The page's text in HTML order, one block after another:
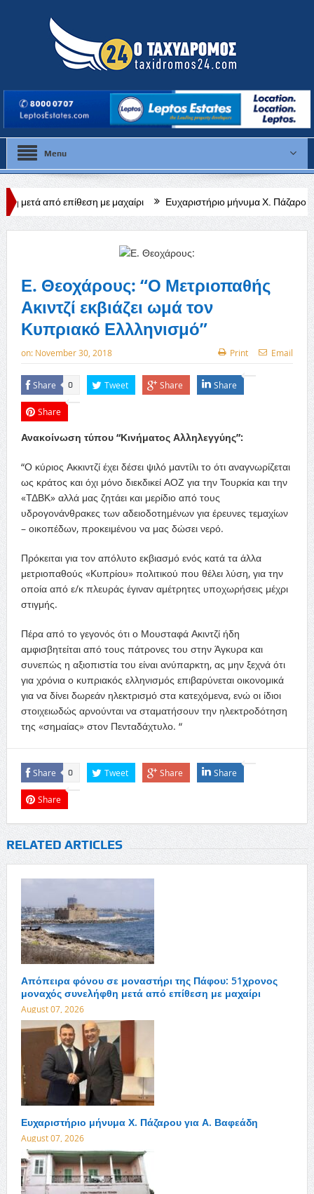
Menu
με μαχαίρι Ευχαριστήριο μήνυμα Χ. Πάζαρου για Α. Βαφεάδη
Ε. Θεοχάρους: “Ο Μετριοπαθής
Ακιντζί εκβιάζει ωμά τον
Κυπριακό Ελλληνισμό”
on: November 30, 2018 Print Email
Share 0 Tweet Share Share
Share
Ανακοίνωση τύπου “Κινήματος Αλληλεγγύης”:
“Ο κύριος Ακκιντζί έχει δέσει ψιλό μαντίλι το ότι αναγνωρίζεται
ως κράτος και όχι μόνο διεκδικεί ΑΟΖ για την Τουρκία και την
«ΤΔΒΚ» αλλά μας ζητάει και μερίδιο από τους
υδρογονάνθρακες των αδειοδοτημένων για έρευνες τεμαχίων
– οικοπέδων, προκειμένου να μας δώσει νερό.
Πρόκειται για τον απόλυτο εκβιασμό ενός κατά τα άλλα
μετριοπαθούς «Κυπρίου» πολιτικού που θέλει λύση, για την
οποία από ε/κ πλευράς έγιναν αμέτρητες υποχωρήσεις μέχρι
στιγμής.
Πέρα από το γεγονός ότι ο Μουσταφά Ακιντζί ήδη
αμφισβητείται από τους πάτρονες του στην Άγκυρα και
συνεπώς η αξιοπιστία του είναι ανύπαρκτη, ας μην ξεχνά ότι
για χρόνια ο κυπριακός ελληνισμός επιβαρύνεται οικονομικά
για να δίνει δωρεάν ηλεκτρισμό στα κατεχόμενα, ενώ οι ίδιοι
στοιχειωδώς αρνούνται να σταματήσουν την ηλεκτροδότηση
της «σημαίας» στον Πενταδάχτυλο. “
Share 0 Tweet Share Share
Share
RELATED ARTICLES
Απόπειρα φόνου σε μοναστήρι της Πάφου: 51χρονος
μοναχός συνελήφθη μετά από επίθεση με μαχαίρι
August 07, 2026
Ευχαριστήριο μήνυμα Χ. Πάζαρου για Α. Βαφεάδη
August 07, 2026